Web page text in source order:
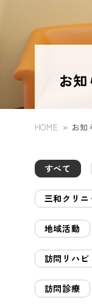
発熱
chevron_right 一般
専門
chevron_right 栄養相
内視
chevron_right 訪問
訪問リ
訪問
chevron_right ケア
スペ
協会
chevron_right 尼崎
chevron_right 特定
chevron_right 大阪
chevron_right 訪問
chevron_right 検査技
chevron_right 理学療
chevron_right 座談
お
HOME お知
すべて
三和クリニ
地域活動
訪問リハビ
訪問診療